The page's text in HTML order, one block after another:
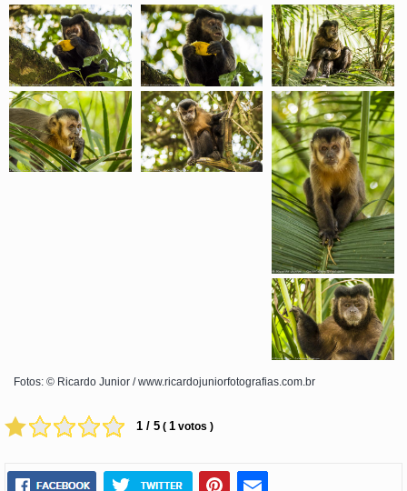
Fotos: © Ricardo Junior / www.ricardojuniorfotografias.com.br
1 / 5 ( 1 votos )